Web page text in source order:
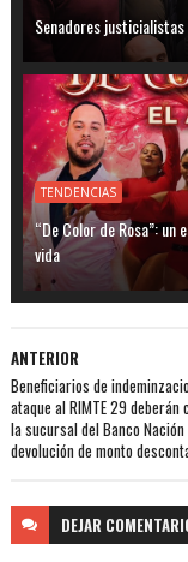
Senadores
TENDENCIAS
“De Color de Rosa”:
vida
ANTERIOR
Beneficiarios de
ataque al RIMTE 29
la sucursal del Banco
devolución de monto
DEJAR